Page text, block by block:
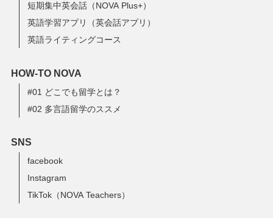
短期集中英会話（NOVA Plus+）
英語学習アプリ（英会話アプリ）
英語ライティングコース
HOW-TO NOVA
#01 どこでも留学とは？
#02 多言語留学のススメ
SNS
facebook
Instagram
TikTok（NOVA Teachers）